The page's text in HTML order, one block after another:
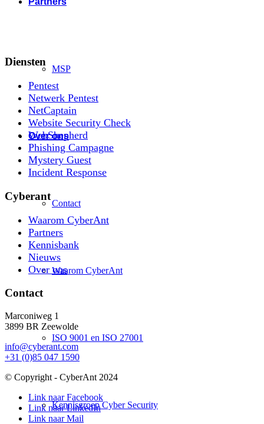
MSP
Over ons
Contact
Waarom CyberAnt
ISO 9001 en ISO 27001
Kennisgroep Cyber Security
Diensten
Pentest
Netwerk Pentest
NetCaptain
Website Security Check
WebShepherd
Phishing Campagne
Mystery Guest
Incident Response
Cyberant
Waarom CyberAnt
Partners
Kennisbank
Nieuws
Over ons
Contact
Marconiweg 1
3899 BR Zeewolde
info@cyberant.com
+31 (0)85 047 1590
© Copyright - CyberAnt 2024
Link naar Facebook
Link naar LinkedIn
Link naar Mail